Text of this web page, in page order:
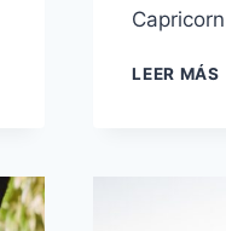
LEER MÁS